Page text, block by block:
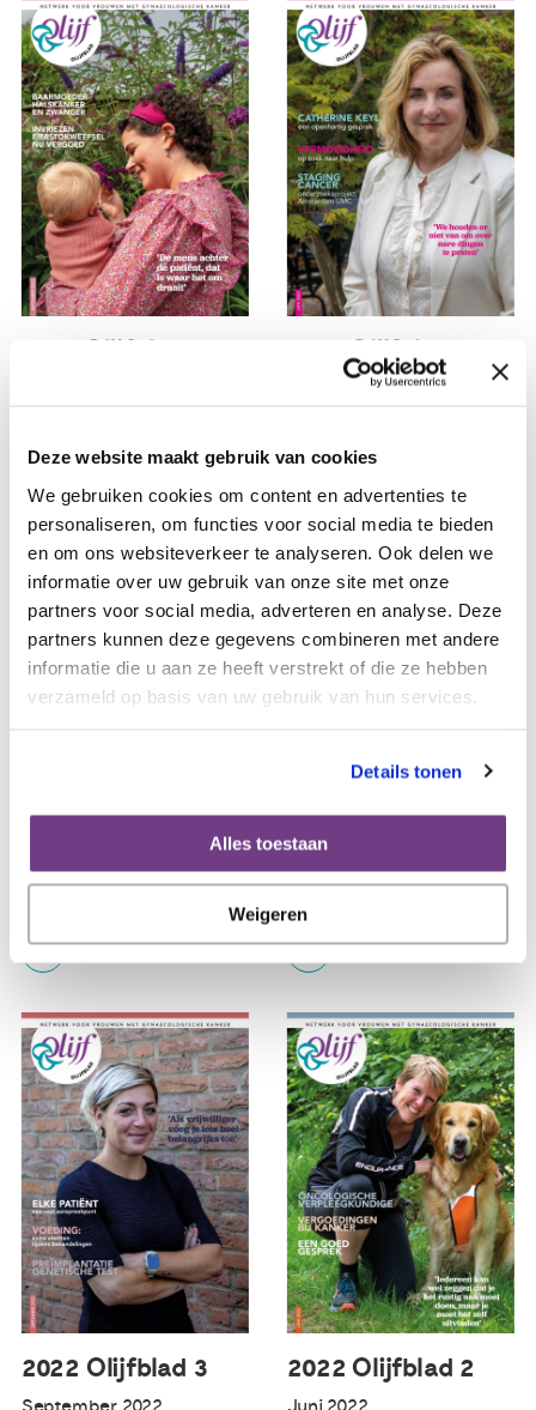
Deze website maakt gebruik van cookies
We gebruiken cookies om content en advertenties te
personaliseren, om functies voor social media te bieden
en om ons websiteverkeer te analyseren. Ook delen we
informatie over uw gebruik van onze site met onze
partners voor social media, adverteren en analyse. Deze
partners kunnen deze gegevens combineren met andere
informatie die u aan ze heeft verstrekt of die ze hebben
verzameld op basis van uw gebruik van hun services.
Details tonen
Alles toestaan
Weigeren
2023 Olijfblad 3 2023 Olijfblad 2
Bekijk dit Olijfblad
2022 Olijfblad 4
Bekijk dit Olijfblad
2022 Olijfblad 3 2022 Olijfblad 2